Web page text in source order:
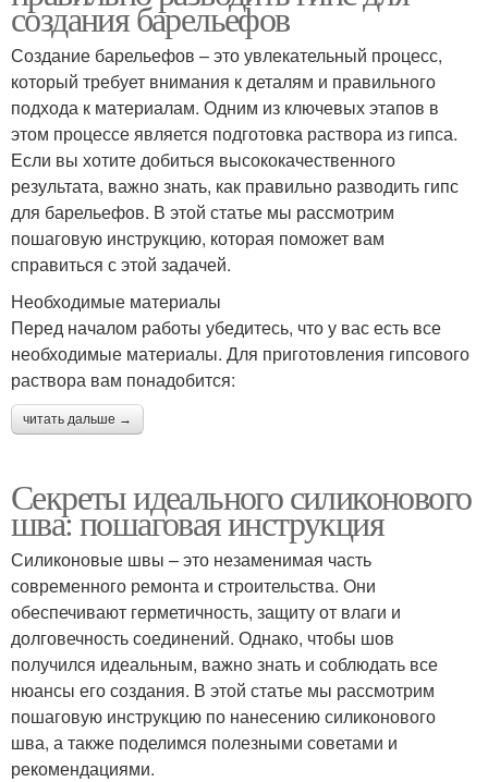
создания барельефов
Создание барельефов – это увлекательный процесс,
который требует внимания к деталям и правильного
подхода к материалам. Одним из ключевых этапов в
этом процессе является подготовка раствора из гипса.
Если вы хотите добиться высококачественного
результата, важно знать, как правильно разводить гипс
для барельефов. В этой статье мы рассмотрим
пошаговую инструкцию, которая поможет вам
справиться с этой задачей.
Необходимые материалы
Перед началом работы убедитесь, что у вас есть все
необходимые материалы. Для приготовления гипсового
раствора вам понадобится:
читать дальше →
Секреты идеального силиконового
шва: пошаговая инструкция
Силиконовые швы – это незаменимая часть
современного ремонта и строительства. Они
обеспечивают герметичность, защиту от влаги и
долговечность соединений. Однако, чтобы шов
получился идеальным, важно знать и соблюдать все
нюансы его создания. В этой статье мы рассмотрим
пошаговую инструкцию по нанесению силиконового
шва, а также поделимся полезными советами и
рекомендациями.